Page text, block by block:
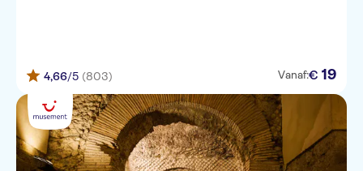
4,66/5 (803) Vanaf:€ 19